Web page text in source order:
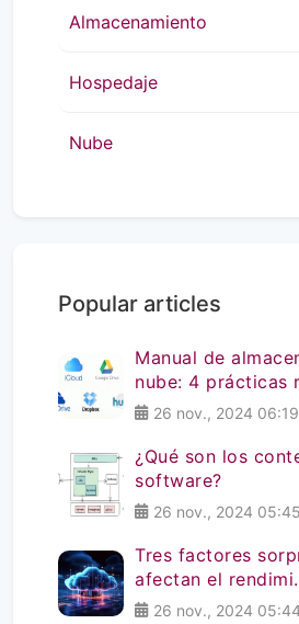
Almacenamiento
Hospedaje
Nube
Popular articles
Manual de
nube: 4 prácticas
26 nov., 2024
¿Qué son los
software?
26 nov., 2024
Tres factores
afectan el
26 nov., 2024